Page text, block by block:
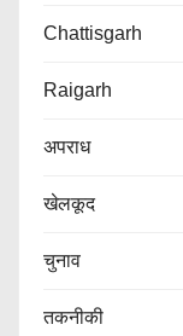
Chattisgarh
Raigarh
अपराध
खेलकूद
चुनाव
तकनीकी